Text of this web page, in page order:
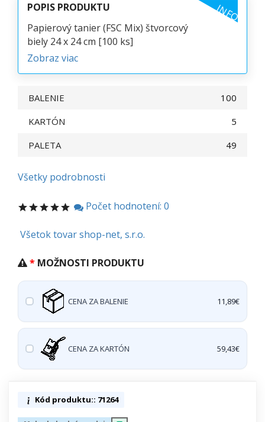
POPIS PRODUKTU INFO
Papierový tanier (FSC Mix) štvorcový
biely 24 x 24 cm [100 ks]
Zobraz viac
BALENIE
100
KARTÓN
5
PALETA
49
Všetky podrobnosti
Počet hodnotení: 0
Všetok tovar shop-net, s.r.o.
MOŽNOSTI PRODUKTU
CENA ZA BALENIE 11,89€
CENA ZA KARTÓN 59,43€
Kód produktu:: 71264